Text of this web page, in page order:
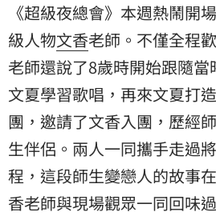
《超級夜總會》本週熱鬧開
級人物文香老師。不僅全程
老師還說了8歲時開始跟隨
文夏學習歌唱，再來文夏打
團，邀請了文香入團，歷經
生伴侶。兩人一同攜手走過
程，這段師生變戀人的故事
香老師與現場觀眾一同回味